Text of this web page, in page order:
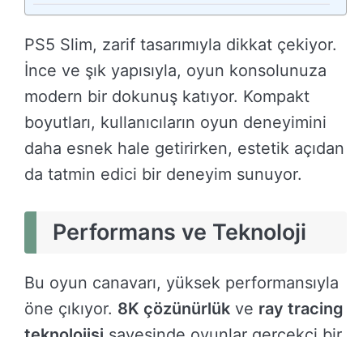
PS5 Slim, zarif tasarımıyla dikkat çekiyor.
İnce ve şık yapısıyla, oyun konsolunuza
modern bir dokunuş katıyor. Kompakt
boyutları, kullanıcıların oyun deneyimini
daha esnek hale getirirken, estetik açıdan
da tatmin edici bir deneyim sunuyor.
Performans ve Teknoloji
Bu oyun canavarı, yüksek performansıyla
öne çıkıyor. 8K çözünürlük ve ray tracing